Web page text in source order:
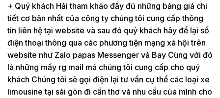
+ Quý khách Hải tham khảo đầy đủ những bảng giá chi
tiết cơ bản nhất của công ty chúng tôi cung cấp thông
tin liên hệ tại website và sau đó quý khách hãy để lại số
điện thoại thông qua các phương tiện mạng xã hội trên
website như Zalo papas Messenger và Bay Cùng với đó
là những mấy rg mail mà chúng tôi cung cấp cho quý
khách Chúng tôi sẽ gọi điện lại tư vấn cụ thể các loại xe
limousine tại sài gòn đi cần thơ và nhu cầu của mình cho